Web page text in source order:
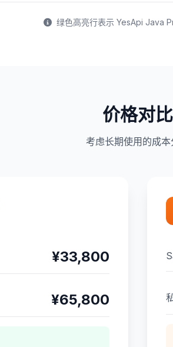
绿色高亮行表示 YesApi Java
价格对比
考虑长期使用的成本
¥33,800
¥65,800